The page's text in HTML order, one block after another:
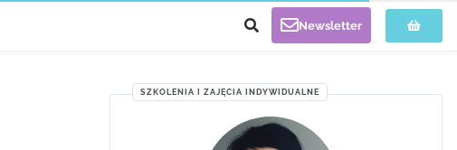
Newsletter
SZKOLENIA I ZAJĘCIA INDYWIDUALNE